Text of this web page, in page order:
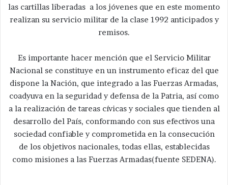
las cartillas liberadas a los jóvenes que en este momento
realizan su servicio militar de la clase 1992 anticipados y
remisos.
Es importante hacer mención que el Servicio Militar
Nacional se constituye en un instrumento eficaz del que
dispone la Nación, que integrado a las Fuerzas Armadas,
coadyuva en la seguridad y defensa de la Patria, así como
a la realización de tareas cívicas y sociales que tienden al
desarrollo del País, conformando con sus efectivos una
sociedad confiable y comprometida en la consecución
de los objetivos nacionales, todas ellas, establecidas
como misiones a las Fuerzas Armadas(fuente SEDENA).